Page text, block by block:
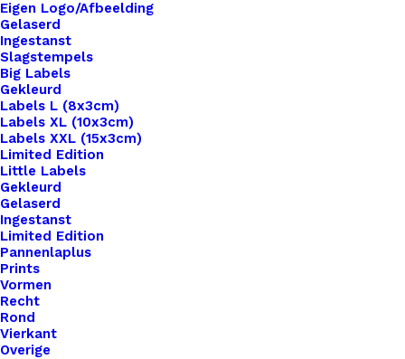
Eigen Logo/Afbeelding
Gelaserd
Ingestanst
Slagstempels
Big Labels
Gekleurd
Labels L (8x3cm)
Labels XL (10x3cm)
Labels XXL (15x3cm)
Limited Edition
Little Labels
Gekleurd
Gelaserd
Ingestanst
Limited Edition
Pannenlaplus
Prints
Vormen
Recht
Rond
Vierkant
Overige
Home Hobby Plastic Stramien 10,8cm Rond
Plastic Stramien
10,8cm Rond
€
Ontdek de veelzijdigheid van plastic stramien:
perfect voor al uw knutsel- en decoratieprojecten!